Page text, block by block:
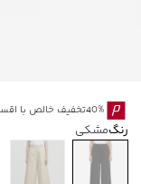
40%تخفیف خالص با اقساط اسنپ پی بدون کارمزد
رنگمشکی